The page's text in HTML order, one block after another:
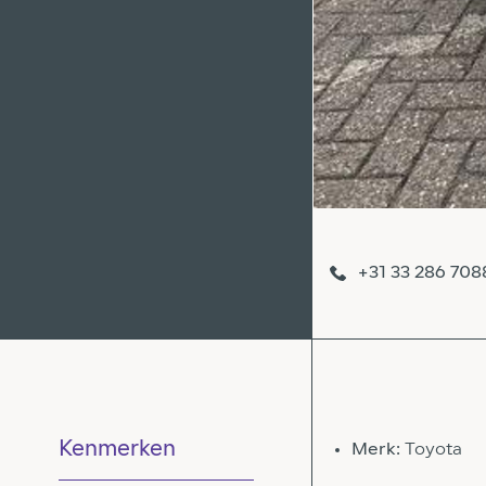
+31 33 286
Kenmerken Merk: Toyota